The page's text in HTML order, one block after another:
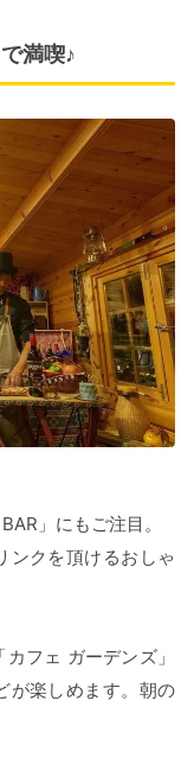
満喫♪
」にもご注目。
ンクを頂けるおしゃ
フェ ガーデンズ」
が楽しめます。朝の